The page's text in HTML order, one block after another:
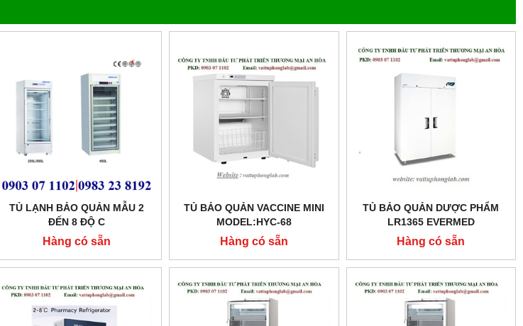
TỦ LẠNH BẢO QUẢN MẪU 2
ĐẾN 8 ĐỘ C
Hàng có sẵn
TỦ BẢO QUẢN VACCINE MINI
MODEL:HYC-68
Hàng có sẵn
TỦ BẢO QUẢN DƯỢC PHẨM
LR1365 EVERMED
MODEL:LR1365
Hàng có sẵn